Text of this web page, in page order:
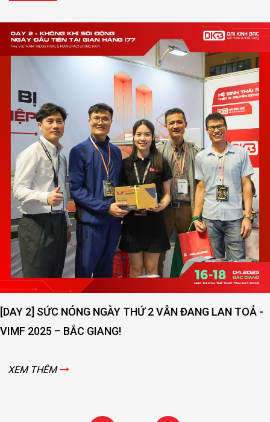
[DAY 2] SỨC NÓNG NGÀY THỨ 2 VẪN ĐANG LAN TOẢ -
VIMF 2025 – BẮC GIANG!